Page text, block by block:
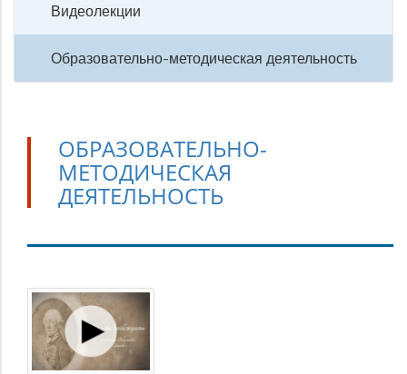
Видеолекции
Образовательно-методическая деятельность
ОБРАЗОВАТЕЛЬНО-
МЕТОДИЧЕСКАЯ
ДЕЯТЕЛЬНОСТЬ
Образовательно-
методическая
деятельность